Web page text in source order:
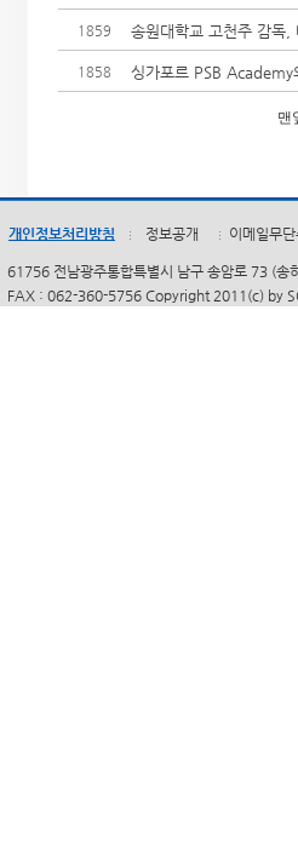
1859 송원대학교 고천주 감독,
1858 싱가포르 PSB
맨
개인정보처리방침 정보공개 이메일무
61756 전남광주통합특별시 남구 송암로 73 (
FAX : 062-360-5756 Copyright 2011(c) by